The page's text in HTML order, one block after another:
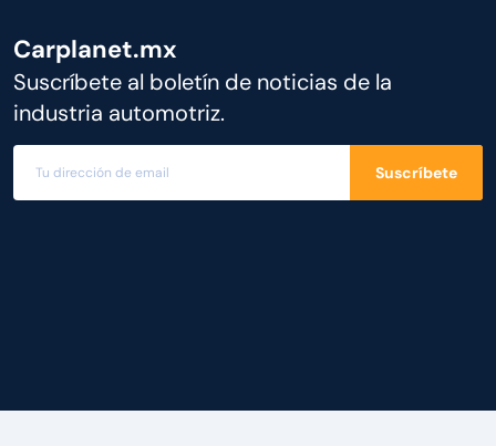
Carplanet.mx
Suscríbete al boletín de noticias de la
industria automotriz.
Suscríbete